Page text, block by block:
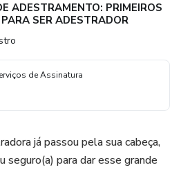
ADESTRAMENTO: PRIMEIROS
SER ADESTRADOR
de Assinatura
já passou pela sua cabeça,
seguro(a) para dar esse grande